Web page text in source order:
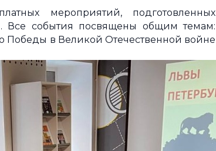
мероприятий, подготовленных
Все события посвящены общим темам:
Победы в Великой Отечественной войне